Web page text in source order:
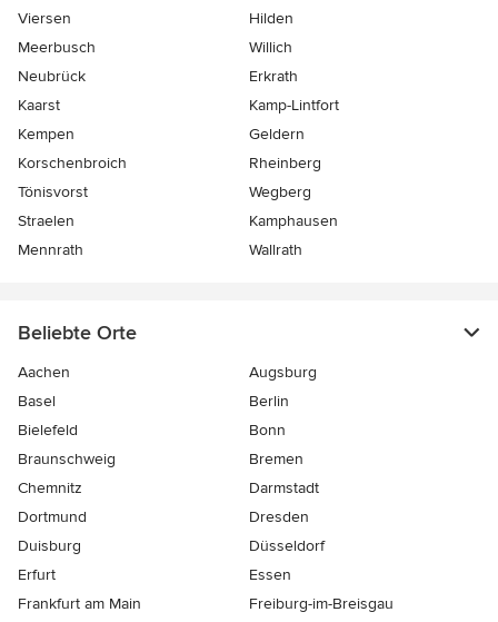
Viersen
Hilden
Meerbusch
Willich
Neubrück
Erkrath
Kaarst
Kamp-Lintfort
Kempen
Geldern
Korschenbroich
Rheinberg
Tönisvorst
Wegberg
Straelen
Kamphausen
Mennrath
Wallrath
Beliebte Orte
Aachen
Augsburg
Basel
Berlin
Bielefeld
Bonn
Braunschweig
Bremen
Chemnitz
Darmstadt
Dortmund
Dresden
Duisburg
Düsseldorf
Erfurt
Essen
Frankfurt am Main
Freiburg-im-Breisgau